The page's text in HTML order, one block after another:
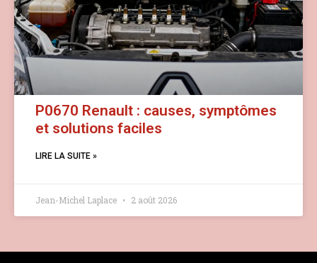
P0670 Renault : causes, symptômes
et solutions faciles
LIRE LA SUITE »
Jean-Michel Laplace 2 août 2026